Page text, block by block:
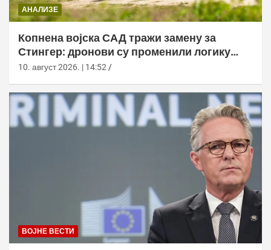
АНАЛИЗЕ
Копнена војска САД тражи замену за
Стингер: дронови су променили логику
ПВО
10. август 2026. | 14:52
ВОЈНЕ ВЕСТИ